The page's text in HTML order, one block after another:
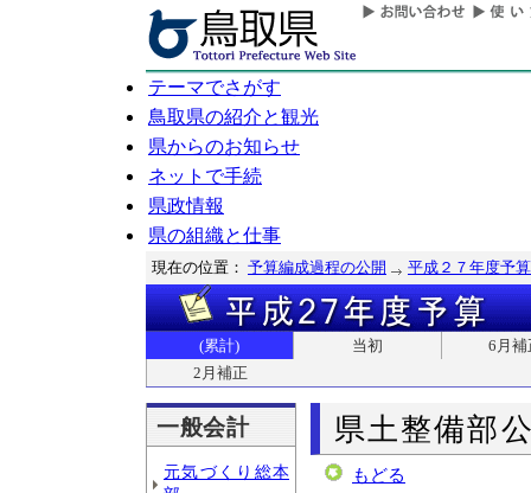
テーマでさがす
鳥取県の紹介と観光
県からのお知らせ
ネットで手続
県政情報
県の組織と仕事
現在の位置： 予算編成過程の公開 平成２７年度予算
(累計) 当初
6月補
2月補正
一般会計
元気づくり総本
県土整備部
もどる